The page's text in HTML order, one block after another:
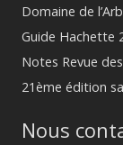
Domaine de
Guide Hachette
Notes Revue
21ème édition
Nous